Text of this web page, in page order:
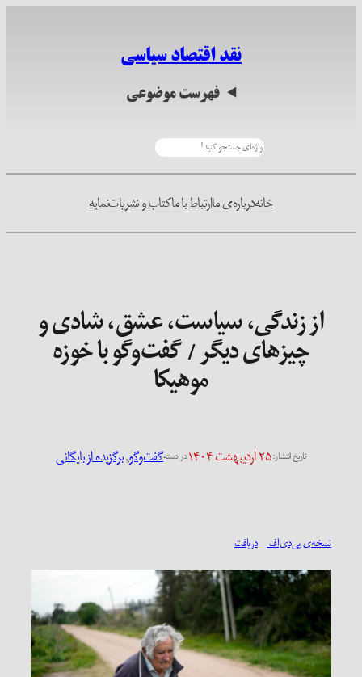
نقد اقتصاد سیاسی
فهرست موضوعی
خانهدرباره‌ی ماارتباط با ماکتاب و نشریاتنمایه
از زندگی، سیاست، عشق، شادی و
چیزهای دیگر / گفت‌وگو با خوزه
موهیکا
تاریخ انتشار:۲۵ اردیبهشت ۱۴۰۴ در دستهگفت‌وگو, برگزیده از بایگانی
نسخه‌ی پی‌دی‌اف دریافت